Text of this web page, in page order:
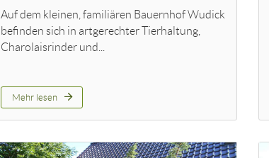
Auf dem kleinen, familiären Bauernhof Wudick
befinden sich in artgerechter Tierhaltung,
Charolaisrinder und...
Mehr lesen